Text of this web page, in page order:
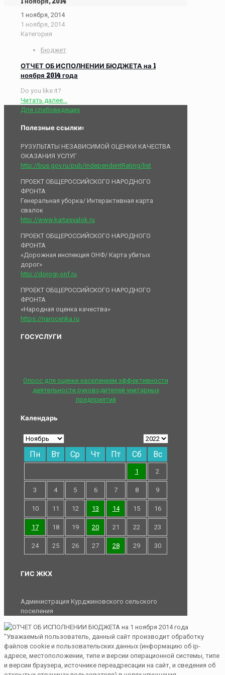
1 ноября, 2014
1 ноября, 2014
Категория
Бюджет
ОТЧЕТ ОБ ИСПОЛНЕНИИ БЮДЖЕТА на 1
ноября 2014 года
Do you like it?
Читать далее...
Для слабовидящих
Полезные ссылки:
РУЗУЛЬТАТЫ НЕЗАВИСИМОЙ ОЦЕНКИ КАЧЕСТВА
ОКАЗАНИЯ УСЛУГ
http://bus.gov.ru/pub/independentRating/list
ПРОЕКТ ОБЩЕРОССИЙСКОГО НАРОДНОГО
ФРОНТА
Генеральная уборка/ Интерактивная карта
свалок
http://www.kartasvalok.ru
ПРОЕКТ ОБЩЕРОССИЙСКОГО НАРОДНОГО
ФРОНТА
«Дорожная инспекция ОНФ/ Карта убитых
дорог»
http://dorogi-onf.ru
ПРОЕКТ ОБЩЕРОССИЙСКОГО НАРОДНОГО
ФРОНТА
«Народная оценка качества»
https://narocenka.ru
ГОСУСЛУГИ
Опрос для оценки населением эффективности
деятельности руководителей унитарных
предприятий
Календарь
Пн Вт Ср Чт Пт Сб Вс
1 2
3 4 5 6 7 8 9
10 11 12 13 14 15 16
17 18 19 20 21 22 23
24 25 26 27 28 29 30
ГИС ЖКХ
Администрация Курджиновского сельского
поселения
"Уважаемый пользователь, данный сайт производит обработку
файлов cookie и пользовательских данных (информацию об ip-
адресе, местоположении, типе и версии операционной системы, типе
и версии браузера, источнике переадресации на сайт, и сведения об